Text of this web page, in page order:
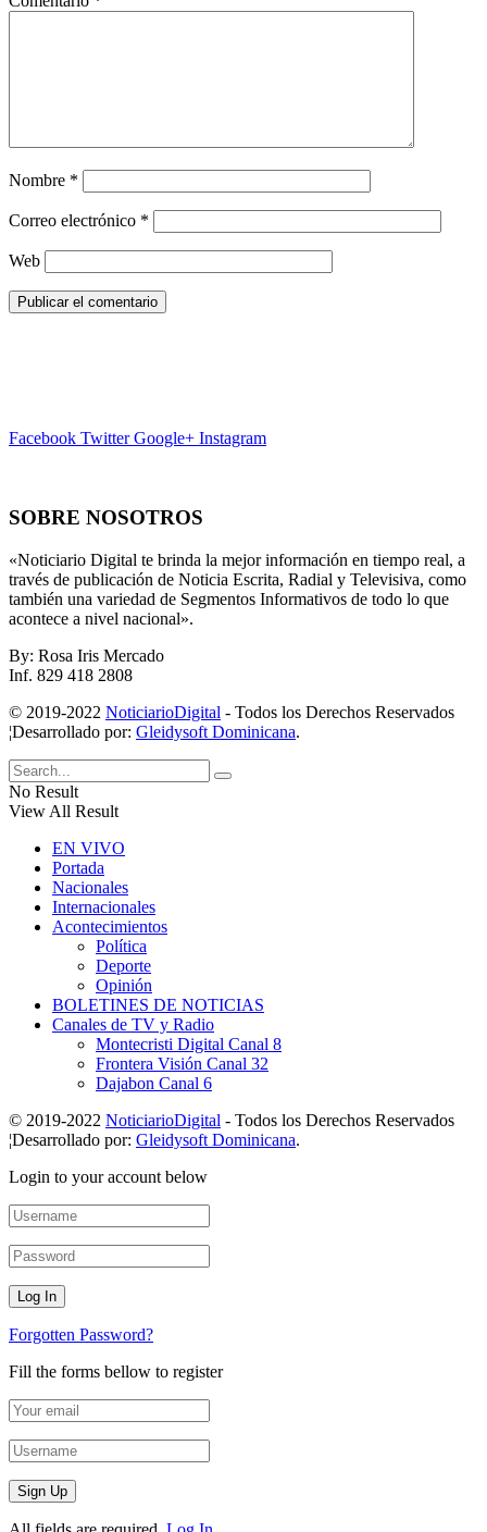
Nombre *
Correo electrónico *
Web
Facebook Twitter Google+ Instagram
SOBRE NOSOTROS
«Noticiario Digital te brinda la mejor información en tiempo real, a
través de publicación de Noticia Escrita, Radial y Televisiva, como
también una variedad de Segmentos Informativos de todo lo que
acontece a nivel nacional».
By: Rosa Iris Mercado
Inf. 829 418 2808
© 2019-2022 NoticiarioDigital - Todos los Derechos Reservados
¦Desarrollado por: Gleidysoft Dominicana.
No Result
View All Result
EN VIVO
Portada
Nacionales
Internacionales
Acontecimientos
Política
Deporte
Opinión
BOLETINES DE NOTICIAS
Canales de TV y Radio
Montecristi Digital Canal 8
Frontera Visión Canal 32
Dajabon Canal 6
© 2019-2022 NoticiarioDigital - Todos los Derechos Reservados
¦Desarrollado por: Gleidysoft Dominicana.
Login to your account below
Forgotten Password?
Fill the forms bellow to register